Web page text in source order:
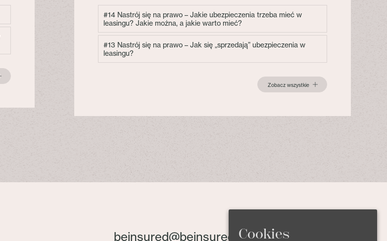
#14 Nastrój się na prawo – Jakie ubezpieczenia trzeba mieć w
leasingu? Jakie można, a jakie warto mieć?
#13 Nastrój się na prawo – Jak się „sprzedają” ubezpieczenia w
leasingu?
Zobacz wszystkie
beinsured@beinsured.plCookies